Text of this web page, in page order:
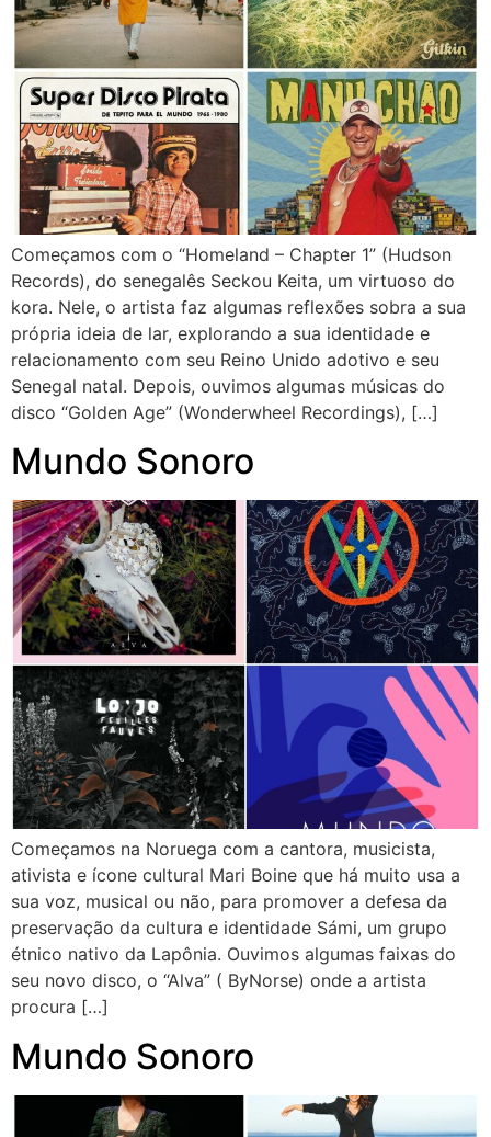
Começamos com o “Homeland – Chapter 1” (Hudson
Records), do senegalês Seckou Keita, um virtuoso do
kora. Nele, o artista faz algumas reflexões sobra a sua
própria ideia de lar, explorando a sua identidade e
relacionamento com seu Reino Unido adotivo e seu
Senegal natal. Depois, ouvimos algumas músicas do
disco “Golden Age” (Wonderwheel Recordings), […]
Mundo Sonoro
Começamos na Noruega com a cantora, musicista,
ativista e ícone cultural Mari Boine que há muito usa a
sua voz, musical ou não, para promover a defesa da
preservação da cultura e identidade Sámi, um grupo
étnico nativo da Lapônia. Ouvimos algumas faixas do
seu novo disco, o “Alva” ( ByNorse) onde a artista
procura […]
Mundo Sonoro